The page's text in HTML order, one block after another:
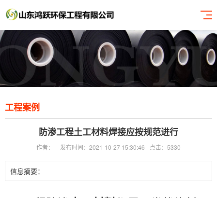
工程案例
防渗工程土工材料焊接应按规范进行
作者： 发布时间：2021-10-27 15:30:46 点击：5330
信息摘要：